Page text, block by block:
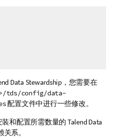
Data Stewardship，您需要在
tds/config/data-
配置文件中进行一些修改。
和配置所需数量的 Talend Data
系。